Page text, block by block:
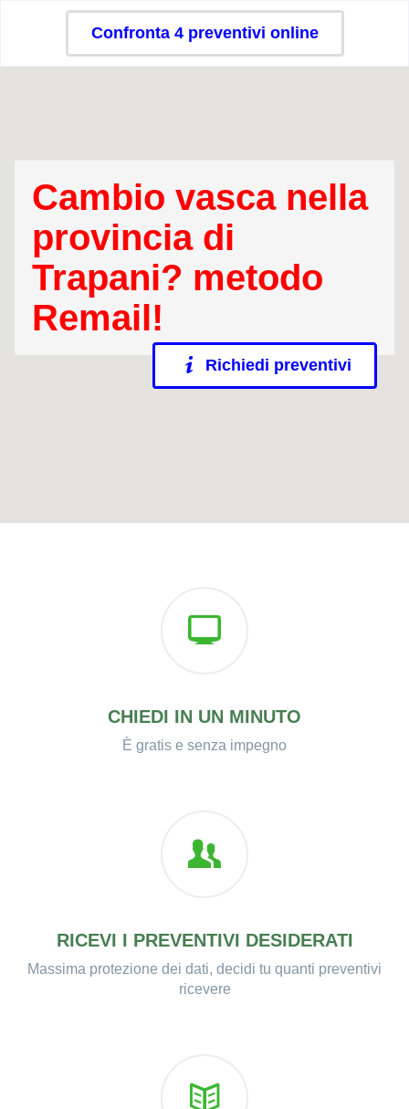
Confronta 4 preventivi online
Cambio vasca nella
provincia di
Trapani? metodo
Remail!
Richiedi preventivi
CHIEDI IN UN MINUTO
È gratis e senza impegno
RICEVI I PREVENTIVI DESIDERATI
Massima protezione dei dati, decidi tu quanti preventivi
ricevere